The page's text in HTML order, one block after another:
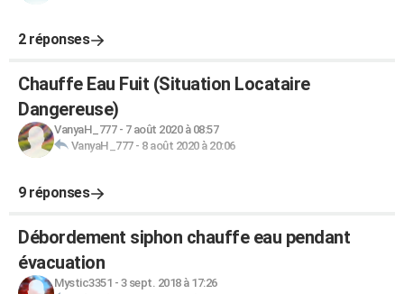
2 réponses
Chauffe Eau Fuit (Situation Locataire
Dangereuse)
VanyaH_777- 7 août 2020 à 08:57
VanyaH_777- 8 août 2020 à 20:06
9 réponses
Débordement siphon chauffe eau pendant
évacuation
Mystic3351 - 3 sept. 2018 à 17:26